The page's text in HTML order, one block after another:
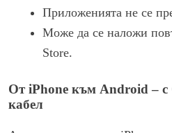
Приложенията не се
Може да се наложи
Store.
От iPhone към Android – с
кабел